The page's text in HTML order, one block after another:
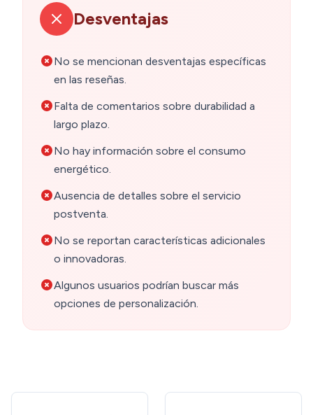
Desventajas
No se mencionan desventajas específicas
en las reseñas.
Falta de comentarios sobre durabilidad a
largo plazo.
No hay información sobre el consumo
energético.
Ausencia de detalles sobre el servicio
postventa.
No se reportan características adicionales
o innovadoras.
Algunos usuarios podrían buscar más
opciones de personalización.